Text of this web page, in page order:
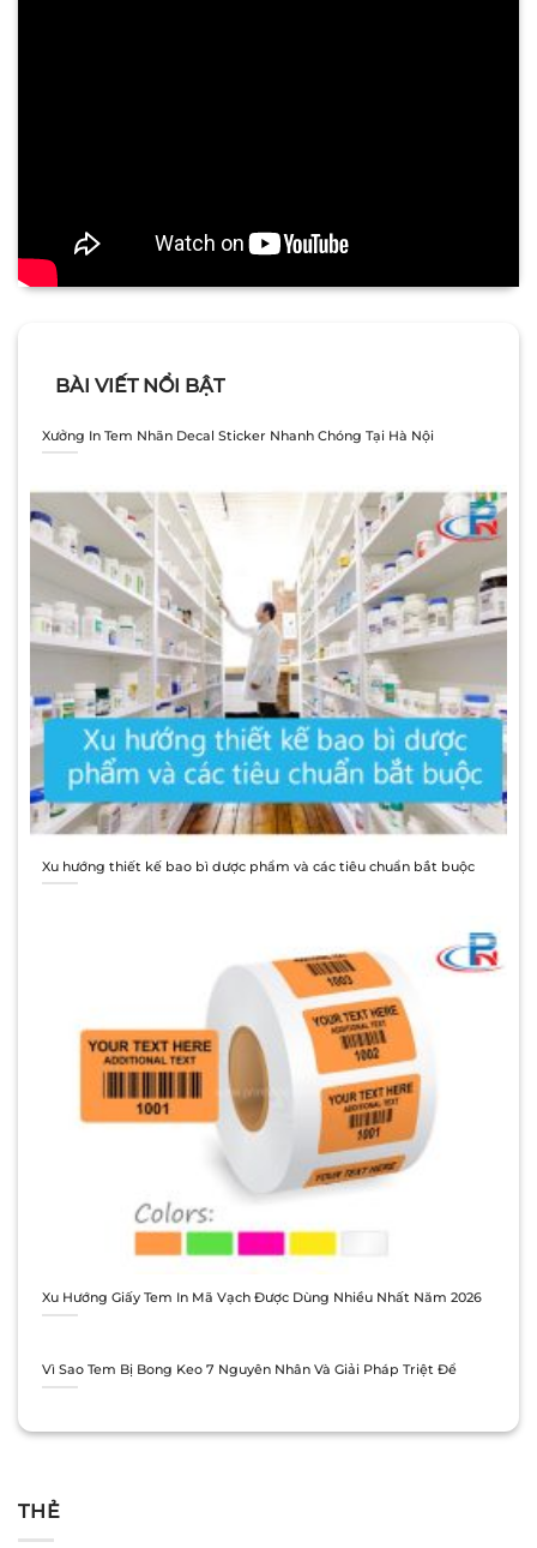
BÀI VIẾT NỔI BẬT
Xưởng In Tem Nhãn Decal Sticker Nhanh Chóng Tại Hà Nội
Xu hướng thiết kế bao bì dược phẩm và các tiêu chuẩn bắt buộc
Xu Hướng Giấy Tem In Mã Vạch Được Dùng Nhiều Nhất Năm 2026
Vì Sao Tem Bị Bong Keo 7 Nguyên Nhân Và Giải Pháp Triệt Để
THẺ